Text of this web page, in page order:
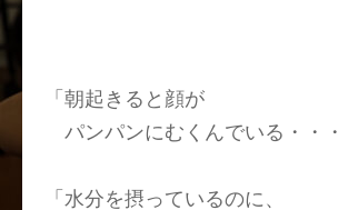
「朝起きると顔が
パンパンにむくんでいる・・・
「水分を摂っているのに、